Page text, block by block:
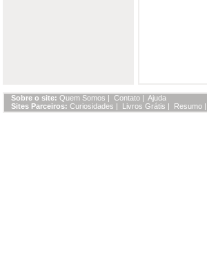
Sobre o site: Quem Somos | Contato | Ajuda
Sites Parceiros: Curiosidades | Livros Grátis | Resumo |